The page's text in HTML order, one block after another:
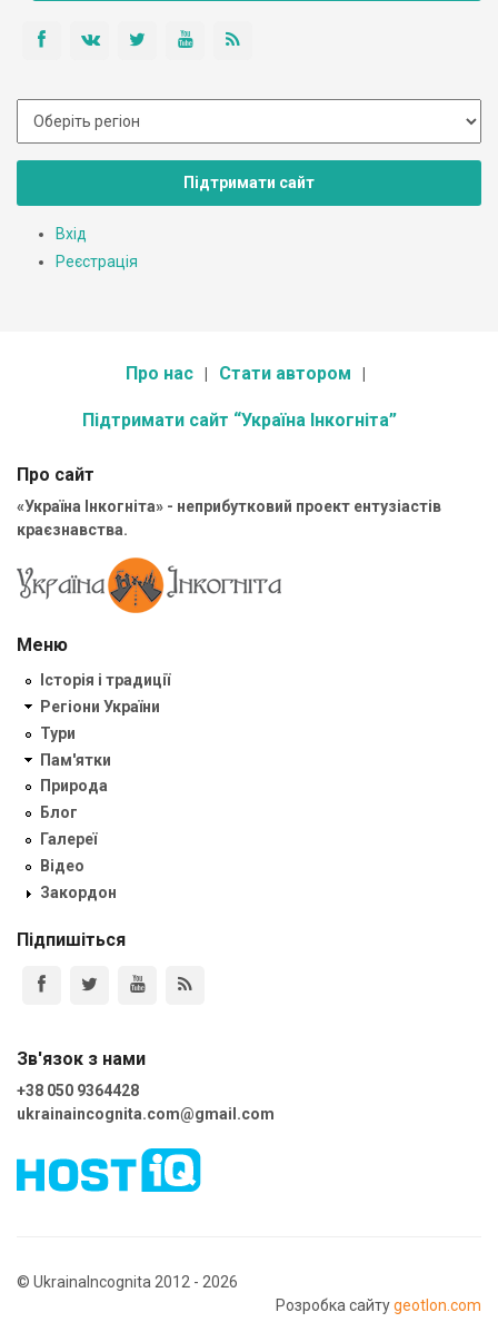
Підтримати сайт
Вхід
Реєстрація
Про нас Стати автором
Підтримати сайт “Україна Інкогніта”
Про сайт
«Україна Інкогніта» - неприбутковий проект ентузіастів
краєзнавства.
Меню
Історія і традиції
Регіони України
Тури
Пам'ятки
Природа
Блог
Галереї
Відео
Закордон
Підпишіться
Зв'язок з нами
+38 050 9364428
ukrainaincognita.com@gmail.com
© UkrainaIncognita 2012 - 2026
Розробка сайтуgeotlon.com